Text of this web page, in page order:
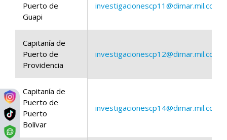
Puerto de
Guapi
investigacionescp11@dimar.mil.co
Capitanía de
Puerto de
Providencia
investigacionescp12@dimar.mil.co
Capitanía de
Puerto de
Puerto
Bolívar
investigacionescp14@dimar.mil.co